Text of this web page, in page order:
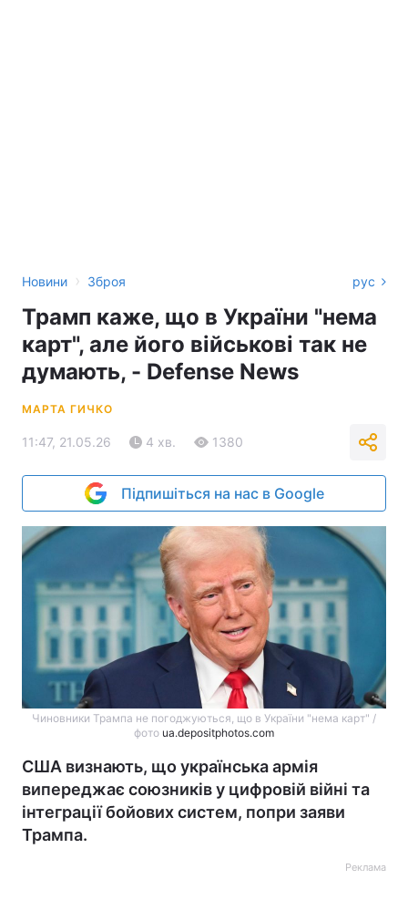
Новини › Зброя рус
Трамп каже, що в України "нема
карт", але його військові так не
думають, - Defense News
МАРТА ГИЧКО
11:47, 21.05.26 4 хв. 1380
Підпишіться на нас в Google
Чиновники Трампа не погоджуються, що в України "нема карт" /
фото ua.depositphotos.com
США визнають, що українська армія
випереджає союзників у цифровій війні та
інтеграції бойових систем, попри заяви
Трампа.
Реклама